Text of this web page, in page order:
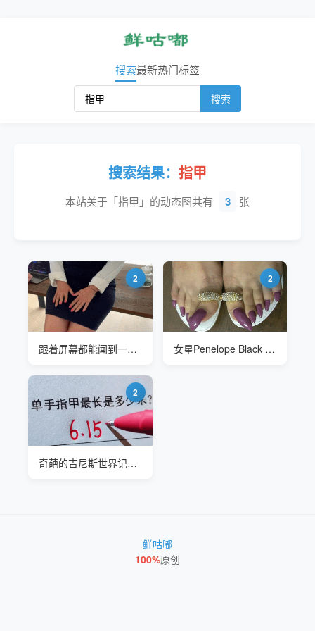
搜索最新热门标签
搜索
搜索结果： 指甲
本站关于「指甲」的动态图共有 3 张
2
跟着屏幕都能闻到一股骚味
2
女星Penelope Black Diamond的指甲维护成本很高
2
奇葩的吉尼斯世界记录#单手指甲最长是多少米
鲜咕嘟
100%原创